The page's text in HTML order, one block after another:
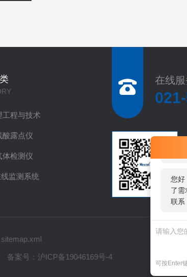
您
服
您好
了需
联系
可按Enter
工程与技术
酸露点仪
体检测仪
监测系统
在线
sitemap.xml
备案号： 沪ICP备19046169号-4